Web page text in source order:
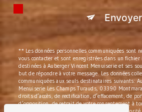
Envoyer
** Les données personnelles communiquées sont
vous contacter et sont enregistrées dans un
destinées à Auberger Vincent Menuiserie et ses
but de répondre à votre message. Les données
communiquées aux seuls destinataires suivants:
Menuiserie Les Champs Turauds, 03390
droits d’accès, de rectification, d’effacement, de
d’opposition, de retrait de votre consentement à